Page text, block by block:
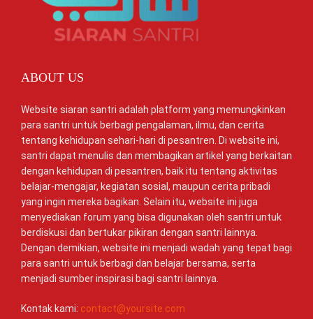
ABOUT US
Website siaran santri adalah platform yang memungkinkan
para santri untuk berbagi pengalaman, ilmu, dan cerita
tentang kehidupan sehari-hari di pesantren. Di website ini,
santri dapat menulis dan membagikan artikel yang berkaitan
dengan kehidupan di pesantren, baik itu tentang aktivitas
belajar-mengajar, kegiatan sosial, maupun cerita pribadi
yang ingin mereka bagikan. Selain itu, website ini juga
menyediakan forum yang bisa digunakan oleh santri untuk
berdiskusi dan bertukar pikiran dengan santri lainnya.
Dengan demikian, website ini menjadi wadah yang tepat bagi
para santri untuk berbagi dan belajar bersama, serta
menjadi sumber inspirasi bagi santri lainnya.
Kontak kami: contact@yoursite.com